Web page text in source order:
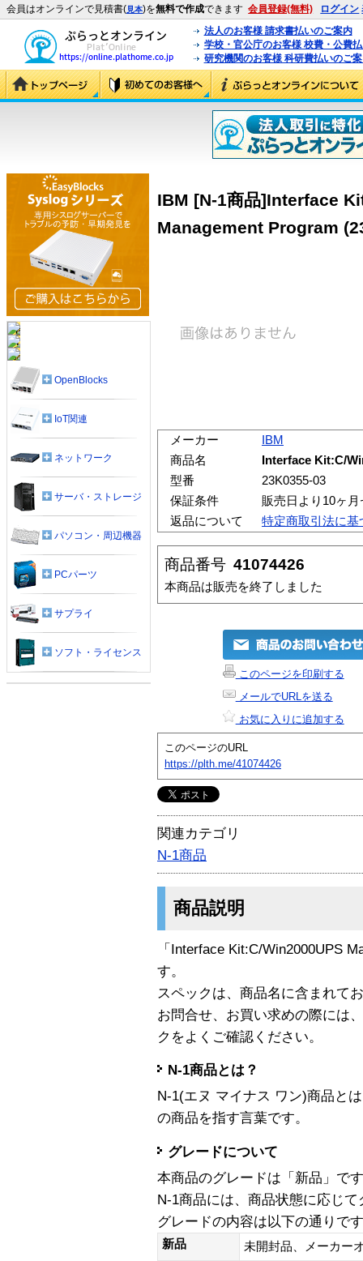
会員はオンラインで見積書(見本)を無料で作成できます 会員登録(無料) ログイン
法人のお客様 請求書払いのご案内
学校・官公庁のお客様 校費・公費
研究機関のお客様 科研費払いのご
IBM [N-1商品]Interface
Management Program
メーカー
IBM
商品名
Interface Kit:C/
型番
23K0355-03
保証条件
販売日より10ヶ
返品について
特定商取引法に基
商品番号 41074426
本商品は販売を終了しました
このページを印刷する
メールでURLを送る
お気に入りに追加する
このページのURL
https://plth.me/41074426
関連カテゴリ
N-1商品
商品説明
「Interface Kit:C/Win2000UPS
す。
スペックは、商品名に含まれて
お問合せ、お買い求めの際には
クをよくご確認ください。
N-1商品とは？
N-1(エヌ マイナス ワン)商品と
の商品を指す言葉です。
グレードについて
本商品のグレードは「新品」です
N-1商品には、商品状態に応じ
グレードの内容は以下の通りで
新品
未開封品、メーカー
OpenBlocks
IoT関連
ネットワーク
サーバ・ストレージ
パソコン・周辺機器
PCパーツ
サプライ
ソフト・ライセンス